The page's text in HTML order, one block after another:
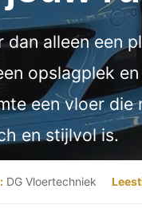
dan alleen een
opslagplek
een vloer
en stijlvol is.
DG Vloertechniek